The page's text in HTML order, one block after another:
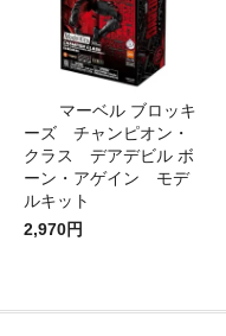
マーベル ブロッキ
ーズ チャンピオン・
クラス デアデビル ボ
ーン・アゲイン モデ
ルキット
2,970円